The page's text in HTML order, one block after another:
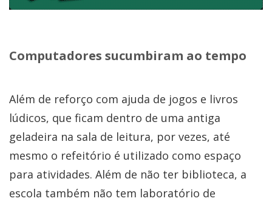
Computadores sucumbiram ao tempo
Além de reforço com ajuda de jogos e livros
lúdicos, que ficam dentro de uma antiga
geladeira na sala de leitura, por vezes, até
mesmo o refeitório é utilizado como espaço
para atividades. Além de não ter biblioteca, a
escola também não tem laboratório de